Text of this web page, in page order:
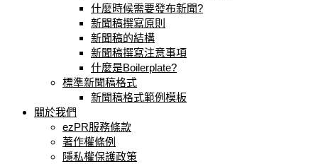
什麼時候需要發布新聞?
新聞稿撰寫原則
新聞稿的結構
新聞稿撰寫注意事項
什麼是Boilerplate?
標準新聞稿格式
新聞稿格式範例模板
關於我們
ezPR服務條款
著作權條例
隱私權保護政策